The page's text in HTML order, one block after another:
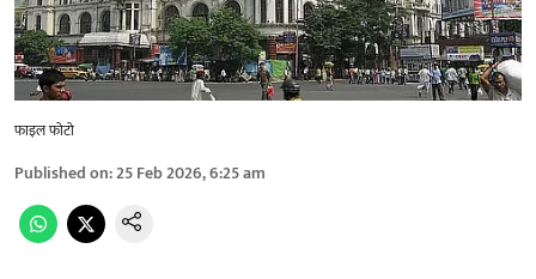
फाइल फोटो
Published on:25 Feb 2026, 6:25 am